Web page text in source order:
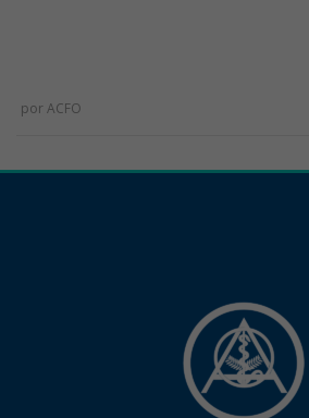
por ACFO